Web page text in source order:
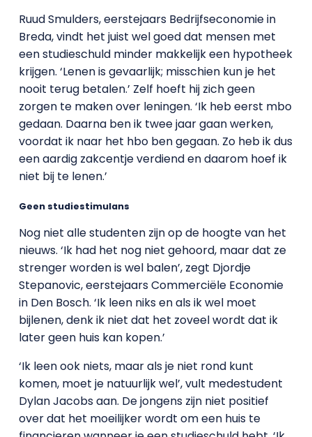
Ruud Smulders, eerstejaars Bedrijfseconomie in
Breda, vindt het juist wel goed dat mensen met
een studieschuld minder makkelijk een hypotheek
krijgen. ‘Lenen is gevaarlijk; misschien kun je het
nooit terug betalen.’ Zelf hoeft hij zich geen
zorgen te maken over leningen. ‘Ik heb eerst mbo
gedaan. Daarna ben ik twee jaar gaan werken,
voordat ik naar het hbo ben gegaan. Zo heb ik dus
een aardig zakcentje verdiend en daarom hoef ik
niet bij te lenen.’
Geen studiestimulans
Nog niet alle studenten zijn op de hoogte van het
nieuws. ‘Ik had het nog niet gehoord, maar dat ze
strenger worden is wel balen’, zegt Djordje
Stepanovic, eerstejaars Commerciële Economie
in Den Bosch. ‘Ik leen niks en als ik wel moet
bijlenen, denk ik niet dat het zoveel wordt dat ik
later geen huis kan kopen.’
‘Ik leen ook niets, maar als je niet rond kunt
komen, moet je natuurlijk wel’, vult medestudent
Dylan Jacobs aan. De jongens zijn niet positief
over dat het moeilijker wordt om een huis te